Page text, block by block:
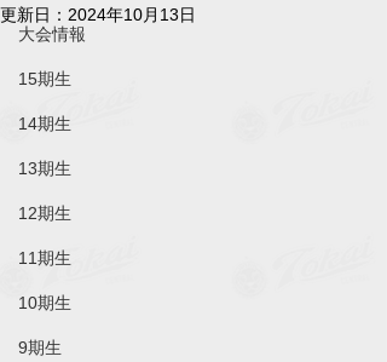
大会情報
15期生
14期生
13期生
12期生
11期生
10期生
9期生
更新日： 2024年10月13日